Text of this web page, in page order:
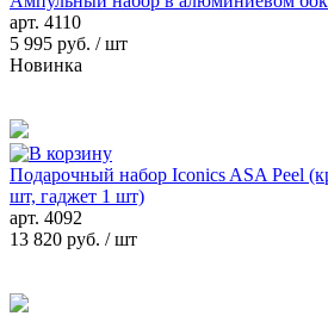
арт. 4110
5 995 руб. / шт
Новинка
Подарочный набор Iconics ASA Peel
шт, гаджет 1 шт)
арт. 4092
13 820 руб. / шт